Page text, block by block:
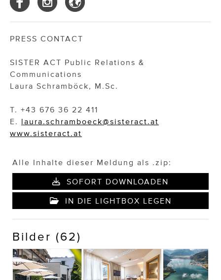
PRESS CONTACT
SISTER ACT Public Relations &
Communications
Laura Schramböck, M.Sc.
T. +43 676 36 22 411
E. laura.schramboeck@sisteract.at
www.sisteract.at
Alle Inhalte dieser Meldung als .zip:
SOFORT DOWNLOADEN
IN DIE LIGHTBOX LEGEN
Bilder (62)